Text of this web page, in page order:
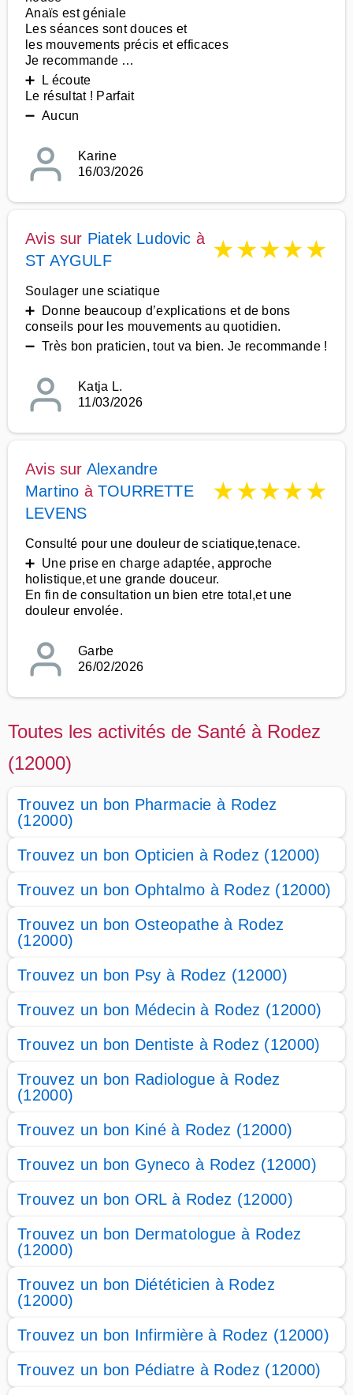
Anaïs est géniale
Les séances sont douces et
les mouvements précis et efficaces
Je recommande …
➕ L écoute
Le résultat ! Parfait
➖ Aucun
Karine
16/03/2026
Avis sur Piatek Ludovic à
ST AYGULF
★★★★★
Soulager une sciatique
➕ Donne beaucoup d’explications et de bons
conseils pour les mouvements au quotidien.
➖ Très bon praticien, tout va bien. Je recommande !
Katja L.
11/03/2026
Avis sur Alexandre
Martino àTOURRETTE
LEVENS
★★★★★
Consulté pour une douleur de sciatique,tenace.
➕ Une prise en charge adaptée, approche
holistique,et une grande douceur.
En fin de consultation un bien etre total,et une
douleur envolée.
Garbe
26/02/2026
Toutes les activités de Santé à Rodez
(12000)
Trouvez un bon Pharmacie à Rodez
(12000)
Trouvez un bon Opticien à Rodez (12000)
Trouvez un bon Ophtalmo à Rodez (12000)
Trouvez un bon Osteopathe à Rodez
(12000)
Trouvez un bon Psy à Rodez (12000)
Trouvez un bon Médecin à Rodez (12000)
Trouvez un bon Dentiste à Rodez (12000)
Trouvez un bon Radiologue à Rodez
(12000)
Trouvez un bon Kiné à Rodez (12000)
Trouvez un bon Gyneco à Rodez (12000)
Trouvez un bon ORL à Rodez (12000)
Trouvez un bon Dermatologue à Rodez
(12000)
Trouvez un bon Diététicien à Rodez
(12000)
Trouvez un bon Infirmière à Rodez (12000)
Trouvez un bon Pédiatre à Rodez (12000)